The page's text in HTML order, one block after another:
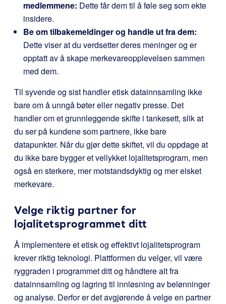
medlemmene: Dette får dem til å føle seg som ekte
insidere.
Be om tilbakemeldinger og handle ut fra dem:
Dette viser at du verdsetter deres meninger og er
opptatt av å skape merkevareopplevelsen sammen
med dem.
Til syvende og sist handler etisk datainnsamling ikke
bare om å unngå bøter eller negativ presse. Det
handler om et grunnleggende skifte i tankesett, slik at
du ser på kundene som partnere, ikke bare
datapunkter. Når du gjør dette skiftet, vil du oppdage at
du ikke bare bygger et vellykket lojalitetsprogram, men
også en sterkere, mer motstandsdyktig og mer elsket
merkevare.
Velge riktig partner for
lojalitetsprogrammet ditt
Å implementere et etisk og effektivt lojalitetsprogram
krever riktig teknologi. Plattformen du velger, vil være
ryggraden i programmet ditt og håndtere alt fra
datainnsamling og lagring til innløsning av belønninger
og analyse. Derfor er det avgjørende å velge en partner